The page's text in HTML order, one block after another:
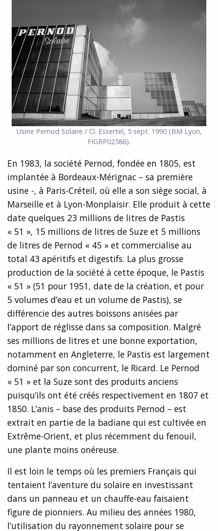
Usine Pernod Solaire / Cl. Essertel, 5 sept. 1990 (BM Lyon,
FIGRP02586).
En 1983, la société Pernod, fondée en 1805, est
implantée à Bordeaux-Mérignac – sa première
usine -, à Paris-Créteil, où elle a son siège social, à
Marseille et à Lyon-Monplaisir. Elle produit à cette
date quelques 23 millions de litres de Pastis
« 51 », 15 millions de litres de Suze et 5 millions
de litres de Pernod « 45 » et commercialise au
total 43 apéritifs et digestifs. La plus grosse
production de la société à cette époque, le Pastis
« 51 » (51 pour 1951, date de la création, et pour
5 volumes d’eau et un volume de Pastis), se
différencie des autres boissons anisées par
l’apport de réglisse dans sa composition. Malgré
ses millions de litres et une bonne exportation,
notamment en Angleterre, le Pastis est largement
dominé par son concurrent, le Ricard. Le Pernod
« 51 » et la Suze sont des produits anciens
puisqu’ils ont été créés respectivement en 1807 et
1850. L’anis – base des produits Pernod – est
extrait en partie de la badiane qui est cultivée en
Extrême-Orient, et plus récemment du fenouil,
une plante moins onéreuse.
Il est loin le temps où les premiers Français qui
tentaient l’aventure du solaire en investissant
dans un panneau et un chauffe-eau faisaient
figure de pionniers. Au milieu des années 1980,
l’utilisation du rayonnement solaire pour se